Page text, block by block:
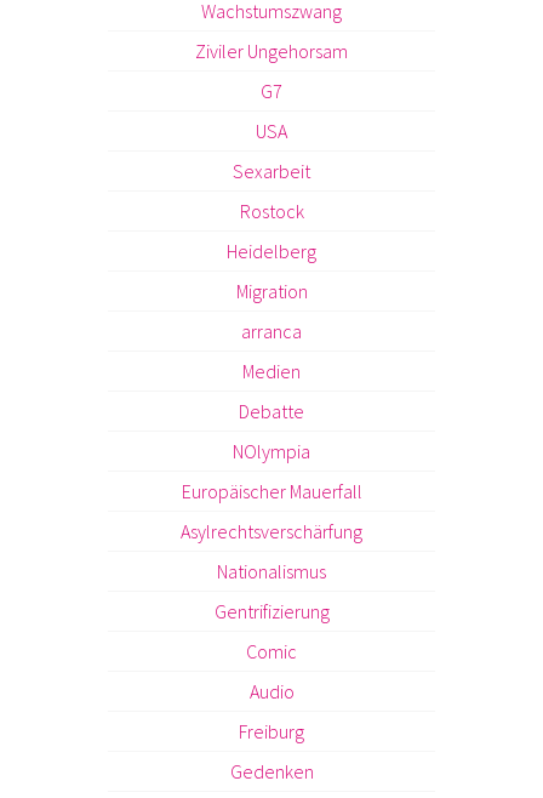
Wachstumszwang
Ziviler Ungehorsam
G7
USA
Sexarbeit
Rostock
Heidelberg
Migration
arranca
Medien
Debatte
NOlympia
Europäischer Mauerfall
Asylrechtsverschärfung
Nationalismus
Gentrifizierung
Comic
Audio
Freiburg
Gedenken